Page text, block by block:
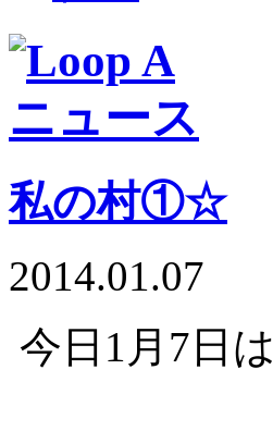
私の村①☆
2014.01.07
今日1月7日は